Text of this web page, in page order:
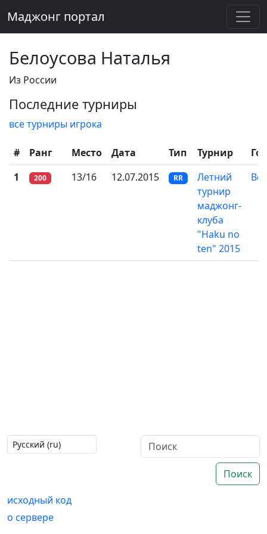
Маджонг портал
Белоусова Наталья
Из России
Последние турниры
все турниры игрока
# Ранг Место Дата Тип Турнир
1
200 13/16 12.07.2015 RR
Летний
турнир
маджонг-
клуба
"Haku no
ten" 2015
Поиск
исходный код
о сервере